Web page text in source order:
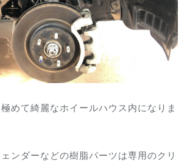
めて綺麗なホイールハウス内になりま
ンダーなどの樹脂パーツは専用のクリ